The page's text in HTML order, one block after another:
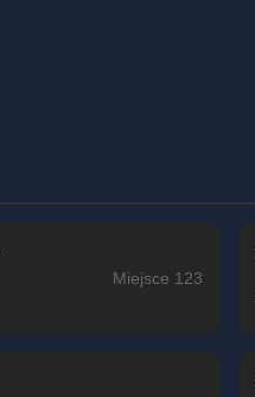
Miejsce 123